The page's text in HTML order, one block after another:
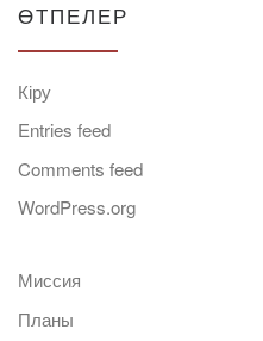
ӨТПЕЛЕР
Кіру
Entries feed
Comments feed
WordPress.org
Миссия
Планы